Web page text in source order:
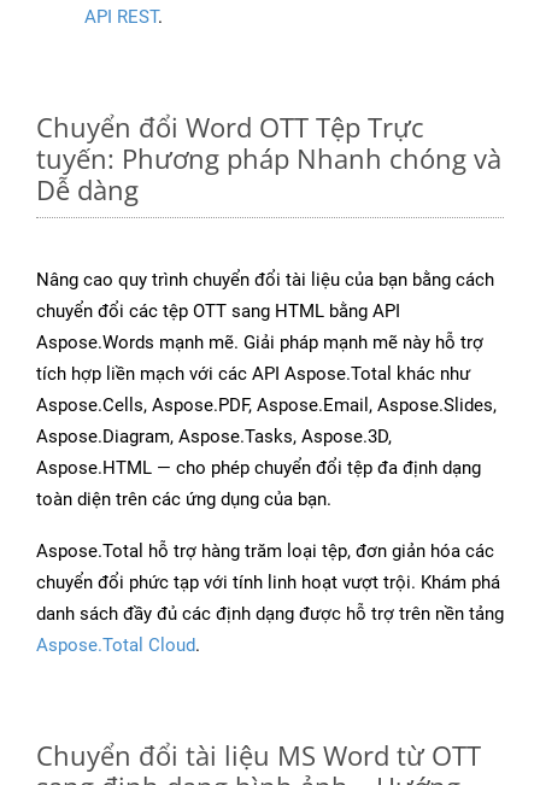
API REST.
Chuyển đổi Word OTT Tệp Trực
tuyến: Phương pháp Nhanh chóng và
Dễ dàng
Nâng cao quy trình chuyển đổi tài liệu của bạn bằng cách
chuyển đổi các tệp OTT sang HTML bằng API
Aspose.Words mạnh mẽ. Giải pháp mạnh mẽ này hỗ trợ
tích hợp liền mạch với các API Aspose.Total khác như
Aspose.Cells, Aspose.PDF, Aspose.Email, Aspose.Slides,
Aspose.Diagram, Aspose.Tasks, Aspose.3D,
Aspose.HTML — cho phép chuyển đổi tệp đa định dạng
toàn diện trên các ứng dụng của bạn.
Aspose.Total hỗ trợ hàng trăm loại tệp, đơn giản hóa các
chuyển đổi phức tạp với tính linh hoạt vượt trội. Khám phá
danh sách đầy đủ các định dạng được hỗ trợ trên nền tảng
Aspose.Total Cloud.
Chuyển đổi tài liệu MS Word từ OTT